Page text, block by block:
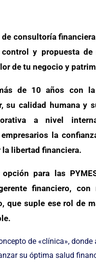
consultoría
y propuesta de
de tu negocio y
de 10 años con
su calidad humana y
a nivel
la
la libertad financiera.
para las
financiero, con
que suple ese rol de
de «clínica»,
su óptima salud